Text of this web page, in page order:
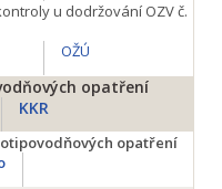
u dodržování OZV č.
OŽÚ
opatření
KKR
opatření